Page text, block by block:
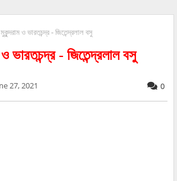
ও ভারতচন্দ্র - জিতেন্দ্রলাল বসু
ভারতচন্দ্র - জিতেন্দ্রলাল বসু
27, 2021 0